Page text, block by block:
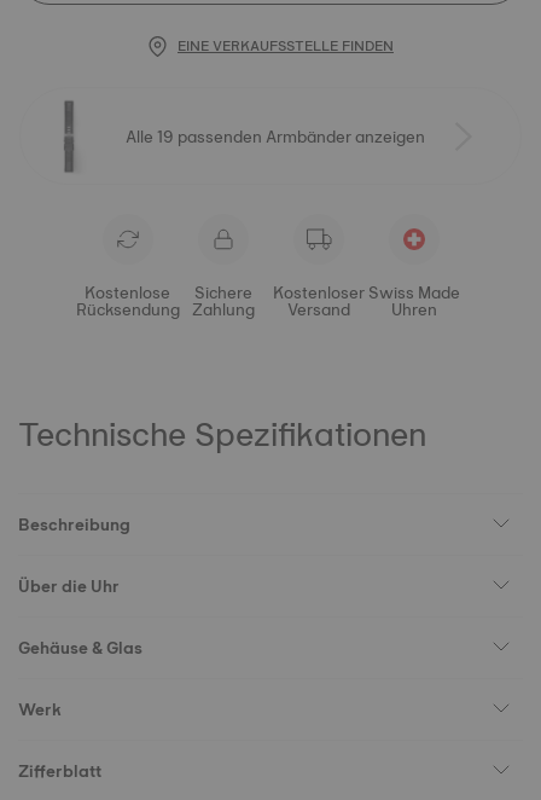
EINE VERKAUFSSTELLE FINDEN
Alle 19 passenden Armbänder anzeigen
Kostenlose
Rücksendung
Sichere
Zahlung
Kostenloser
Versand
Swiss Made
Uhren
Technische Spezifikationen
Beschreibung
Über die Uhr
Gehäuse & Glas
Werk
Zifferblatt